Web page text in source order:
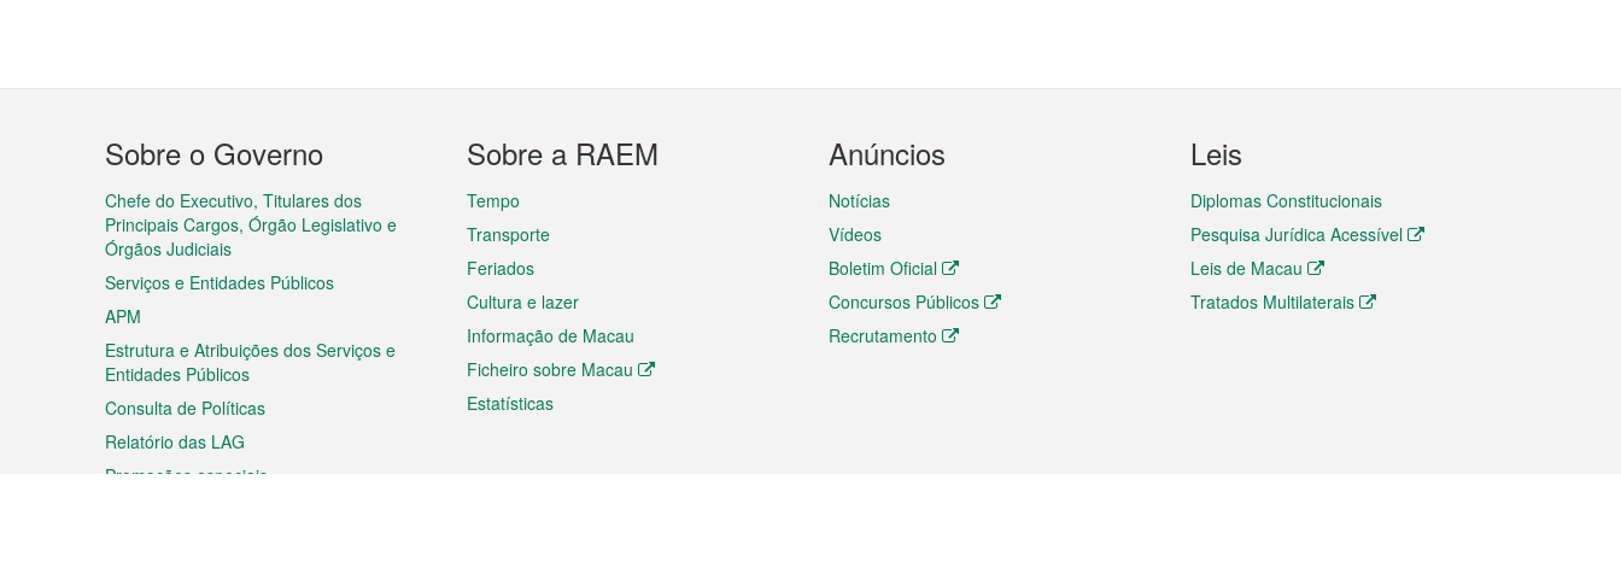
Menu
do
rodapé
Sobre o Governo
Chefe do Executivo, Titulares dos
Principais Cargos, Órgão Legislativo e
Órgãos Judiciais
Serviços e Entidades Públicos
APM
Estrutura e Atribuições dos Serviços e
Entidades Públicos
Consulta de Políticas
Relatório das LAG
Promoções especiais
Sobre a RAEM
Tempo
Transporte
Feriados
Cultura e lazer
Informação de Macau
Ficheiro sobre Macau
Estatísticas
Anúncios
Notícias
Vídeos
Boletim Oficial
Concursos Públicos
Recrutamento
Leis
Diplomas Constitucionais
Pesquisa Jurídica Acessível
Leis de Macau
Tratados Multilaterais